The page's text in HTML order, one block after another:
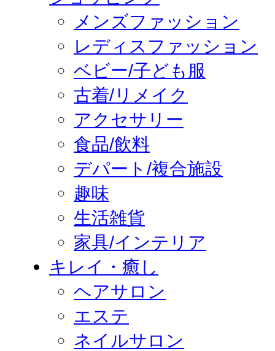
メンズファッション
レディスファッション
ベビー/子ども服
古着/リメイク
アクセサリー
食品/飲料
デパート/複合施設
趣味
生活雑貨
家具/インテリア
キレイ・癒し
ヘアサロン
エステ
ネイルサロン